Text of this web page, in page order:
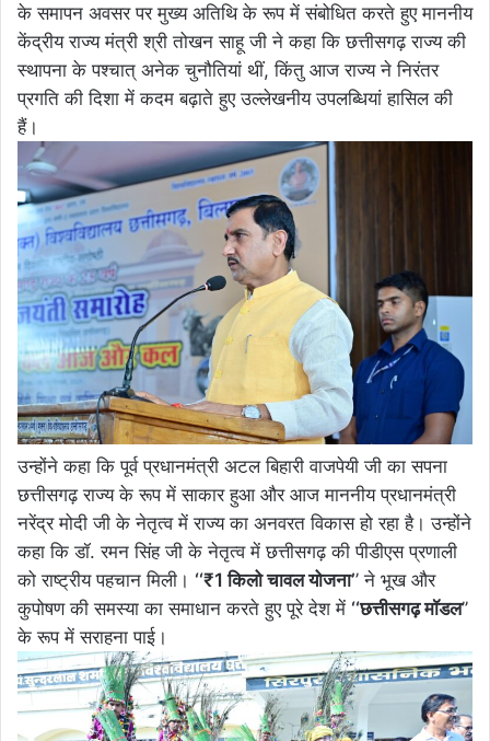
के समापन अवसर पर मुख्य अतिथि के रूप में संबोधित करते हुए माननीय
केंद्रीय राज्य मंत्री श्री तोखन साहू जी ने कहा कि छत्तीसगढ़ राज्य की
स्थापना के पश्चात् अनेक चुनौतियां थीं, किंतु आज राज्य ने निरंतर
प्रगति की दिशा में कदम बढ़ाते हुए उल्लेखनीय उपलब्धियां हासिल की
हैं।
उन्होंने कहा कि पूर्व प्रधानमंत्री अटल बिहारी वाजपेयी जी का सपना
छत्तीसगढ़ राज्य के रूप में साकार हुआ और आज माननीय प्रधानमंत्री
नरेंद्र मोदी जी के नेतृत्व में राज्य का अनवरत विकास हो रहा है। उन्होंने
कहा कि डॉ. रमन सिंह जी के नेतृत्व में छत्तीसगढ़ की पीडीएस प्रणाली
को राष्ट्रीय पहचान मिली। ‘‘₹1 किलो चावल योजना’’ ने भूख और
कुपोषण की समस्या का समाधान करते हुए पूरे देश में ‘‘छत्तीसगढ़ मॉडल’’
के रूप में सराहना पाई।